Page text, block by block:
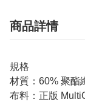
商品詳情
規格
材質：60% 聚酯
布料：正版